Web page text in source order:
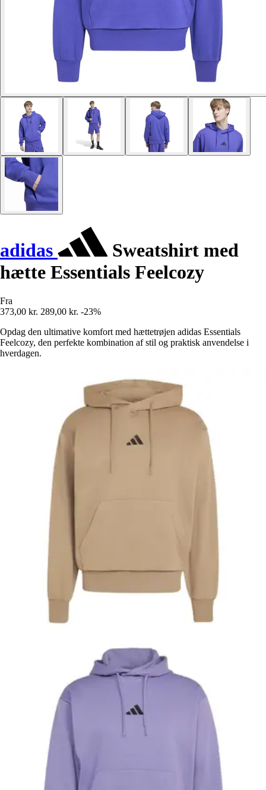
adidas
Sweatshirt med
hætte Essentials Feelcozy
Fra
373,00 kr. 289,00 kr. -23%
Opdag den ultimative komfort med hættetrøjen adidas Essentials
Feelcozy, den perfekte kombination af stil og praktisk anvendelse i
hverdagen.